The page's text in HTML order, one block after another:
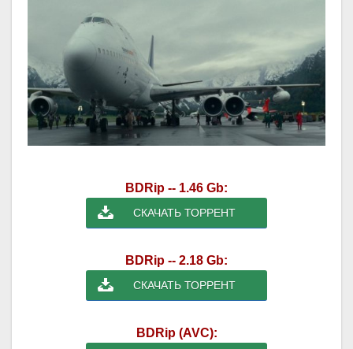
BDRip -- 1.46 Gb:
СКАЧАТЬ ТОРРЕНТ
BDRip -- 2.18 Gb:
СКАЧАТЬ ТОРРЕНТ
BDRip (AVC):